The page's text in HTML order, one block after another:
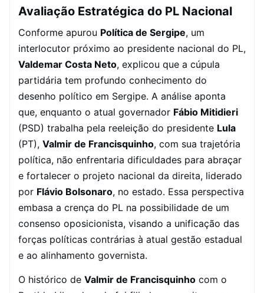
Avaliação Estratégica do PL Nacional
Conforme apurou Política de Sergipe, um
interlocutor próximo ao presidente nacional do PL,
Valdemar Costa Neto, explicou que a cúpula
partidária tem profundo conhecimento do
desenho político em Sergipe. A análise aponta
que, enquanto o atual governador Fábio Mitidieri
(PSD) trabalha pela reeleição do presidente Lula
(PT), Valmir de Francisquinho, com sua trajetória
política, não enfrentaria dificuldades para abraçar
e fortalecer o projeto nacional da direita, liderado
por Flávio Bolsonaro, no estado. Essa perspectiva
embasa a crença do PL na possibilidade de um
consenso oposicionista, visando a unificação das
forças políticas contrárias à atual gestão estadual
e ao alinhamento governista.
O histórico de Valmir de Francisquinho com o